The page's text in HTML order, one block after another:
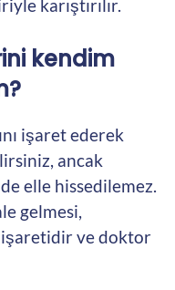
karıştırılır.
kendim
işaret ederek
ancak
elle hissedilemez.
gelmesi,
ve doktor